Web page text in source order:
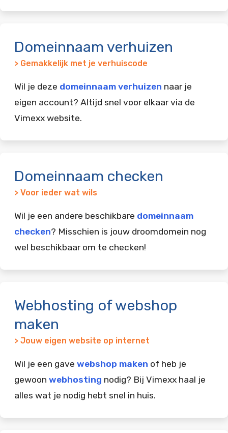
Domeinnaam verhuizen
> Gemakkelijk met je verhuiscode
Wil je deze domeinnaam verhuizen naar je
eigen account? Altijd snel voor elkaar via de
Vimexx website.
Domeinnaam checken
> Voor ieder wat wils
Wil je een andere beschikbare domeinnaam
checken? Misschien is jouw droomdomein nog
wel beschikbaar om te checken!
Webhosting of webshop
maken
> Jouw eigen website op internet
Wil je een gave webshop maken of heb je
gewoon webhosting nodig? Bij Vimexx haal je
alles wat je nodig hebt snel in huis.